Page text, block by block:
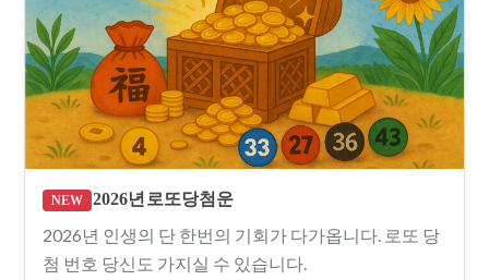
NEW 2026년 로또당첨운
2026년 인생의 단 한번의 기회가 다가옵니다. 로또 당
첨 번호 당신도 가지실 수 있습니다.